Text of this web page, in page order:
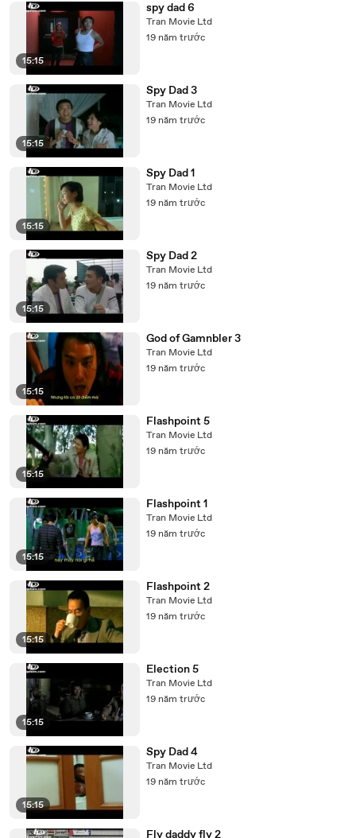
15:15
spy dad 6
Tran Movie Ltd
19 năm trước
15:15
Spy Dad 3
Tran Movie Ltd
19 năm trước
15:15
Spy Dad 1
Tran Movie Ltd
19 năm trước
15:15
Spy Dad 2
Tran Movie Ltd
19 năm trước
15:15
God of Gamnbler 3
Tran Movie Ltd
19 năm trước
15:15
Flashpoint 5
Tran Movie Ltd
19 năm trước
15:15
Flashpoint 1
Tran Movie Ltd
19 năm trước
15:15
Flashpoint 2
Tran Movie Ltd
19 năm trước
15:15
Election 5
Tran Movie Ltd
19 năm trước
15:15
Spy Dad 4
Tran Movie Ltd
19 năm trước
Fly daddy fly 2